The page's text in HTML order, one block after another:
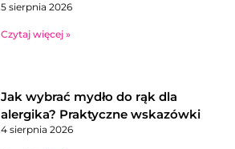
5 sierpnia 2026
Czytaj więcej »
Jak wybrać mydło do rąk dla
alergika? Praktyczne wskazówki
4 sierpnia 2026